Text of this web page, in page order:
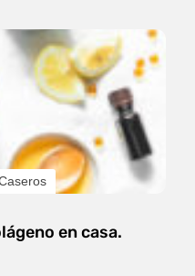
en casa.